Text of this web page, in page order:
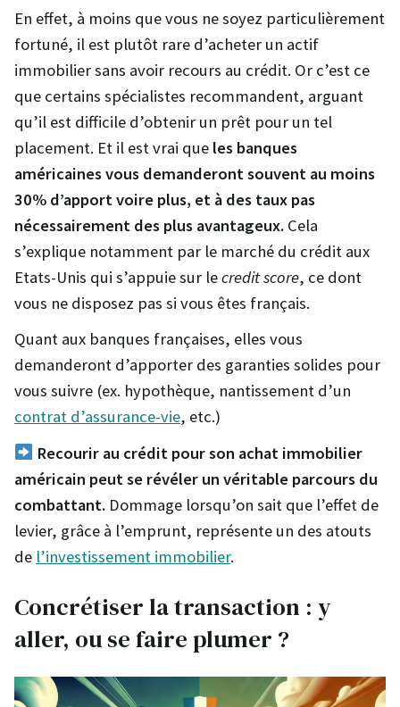
En effet, à moins que vous ne soyez particulièrement
fortuné, il est plutôt rare d’acheter un actif
immobilier sans avoir recours au crédit. Or c’est ce
que certains spécialistes recommandent, arguant
qu’il est difficile d’obtenir un prêt pour un tel
placement. Et il est vrai que les banques
américaines vous demanderont souvent au moins
30% d’apport voire plus, et à des taux pas
nécessairement des plus avantageux. Cela
s’explique notamment par le marché du crédit aux
Etats-Unis qui s’appuie sur lecredit score, ce dont
vous ne disposez pas si vous êtes français.
Quant aux banques françaises, elles vous
demanderont d’apporter des garanties solides pour
vous suivre (ex. hypothèque, nantissement d’un
contrat d’assurance-vie, etc.)
Recourir au crédit pour son achat immobilier
américain peut se révéler un véritable parcours du
combattant. Dommage lorsqu’on sait que l’effet de
levier, grâce à l’emprunt, représente un des atouts
de l’investissement immobilier.
Concrétiser la transaction : y
aller, ou se faire plumer ?